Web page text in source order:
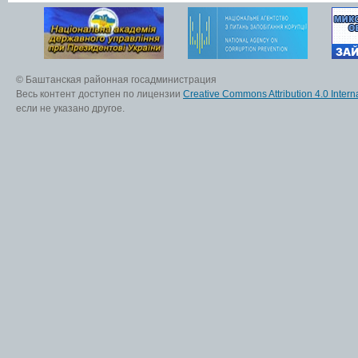
© Баштанская районная госадминистрация
Весь контент доступен по лицензии Creative Commons Attribution 4.0
если не указано другое.